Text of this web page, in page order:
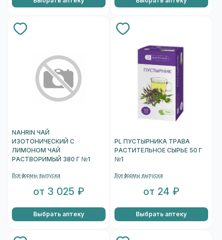
NAHRIN ЧАЙ
ИЗОТОНИЧЕСКИЙ С
ЛИМОНОМ ЧАЙ
РАСТВОРИМЫЙ 380 Г №1
Все формы выпуска
от 3 025 ₽
Выбрать аптеку
PL ПУСТЫРНИКА ТРАВА
РАСТИТЕЛЬНОЕ СЫРЬЕ 50 Г
№1
Все формы выпуска
от 24 ₽
Выбрать аптеку